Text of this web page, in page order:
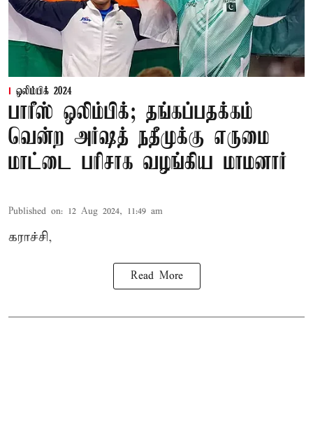
ஒலிம்பிக் 2024
பாரீஸ் ஒலிம்பிக்; தங்கப்பதக்கம்
வென்ற அர்ஷத் நதீமுக்கு எருமை
மாட்டை பரிசாக வழங்கிய மாமனார்
Published on: 12 Aug 2024, 11:49 am
கராச்சி,
Read More